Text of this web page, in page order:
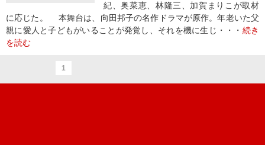
紀、奥菜恵、林隆三、加賀まりこが取材
に応じた。 本舞台は、向田邦子の名作ドラマが原作。年老いた父
親に愛人と子どもがいることが発覚し、それを機に生じ・・・ 続き
を読む
1